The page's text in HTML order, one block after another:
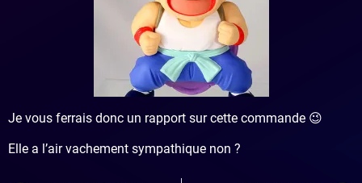
Je vous ferrais donc un rapport sur cette commande 😉
Elle a l’air vachement sympathique non ?